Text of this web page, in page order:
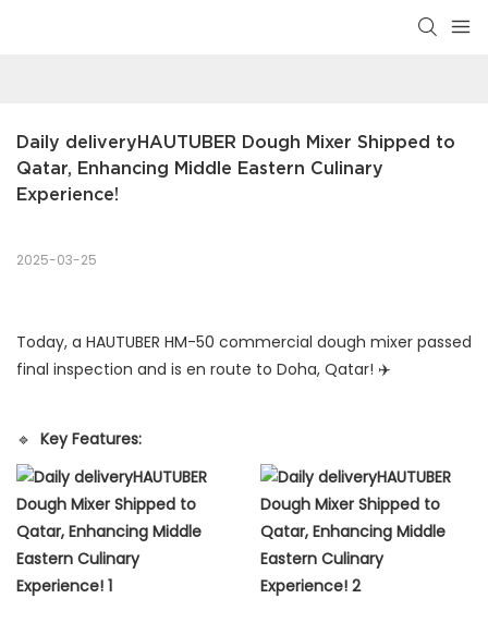
Daily deliveryHAUTUBER Dough Mixer Shipped to
Qatar, Enhancing Middle Eastern Culinary
Experience!
2025-03-25
Today, a HAUTUBER HM-50 commercial dough mixer passed
final inspection and is en route to Doha, Qatar! ✈️
🔹 Key Features: